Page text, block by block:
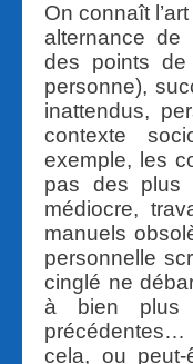
On connaît
alternance de
des points
personne),
inattendus,
contexte
exemple, les
pas des plus
médiocre,
manuels
personnelle
cinglé ne
à bien plus
précédentes…
cela, ou